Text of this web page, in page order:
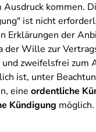
kommen.
ist nicht
Erklärungen der
der Wille zur
zweifelsfrei zum
ist, unter
eine ordentliche
Kündigung möglich.